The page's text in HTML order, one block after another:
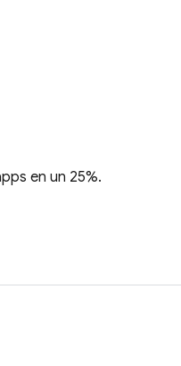
en un 25%.